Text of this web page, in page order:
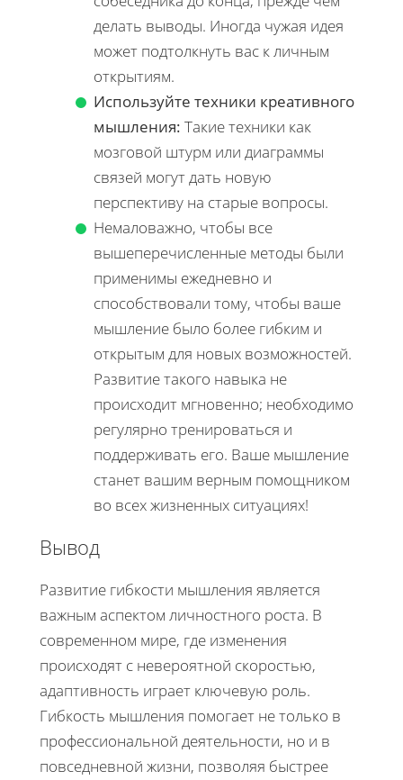
делать выводы. Иногда чужая идея
может подтолкнуть вас к личным
открытиям.
Используйте техники креативного
мышления: Такие техники как
мозговой штурм или диаграммы
связей могут дать новую
перспективу на старые вопросы.
Немаловажно, чтобы все
вышеперечисленные методы были
применимы ежедневно и
способствовали тому, чтобы ваше
мышление было более гибким и
открытым для новых возможностей.
Развитие такого навыка не
происходит мгновенно; необходимо
регулярно тренироваться и
поддерживать его. Ваше мышление
станет вашим верным помощником
во всех жизненных ситуациях!
Вывод
Развитие гибкости мышления является
важным аспектом личностного роста. В
современном мире, где изменения
происходят с невероятной скоростью,
адаптивность играет ключевую роль.
Гибкость мышления помогает не только в
профессиональной деятельности, но и в
повседневной жизни, позволяя быстрее